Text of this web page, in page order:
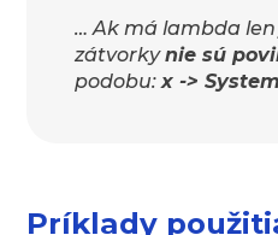
… Ak má lambda
zátvorkynie sú
podobu:x ->
Príklady